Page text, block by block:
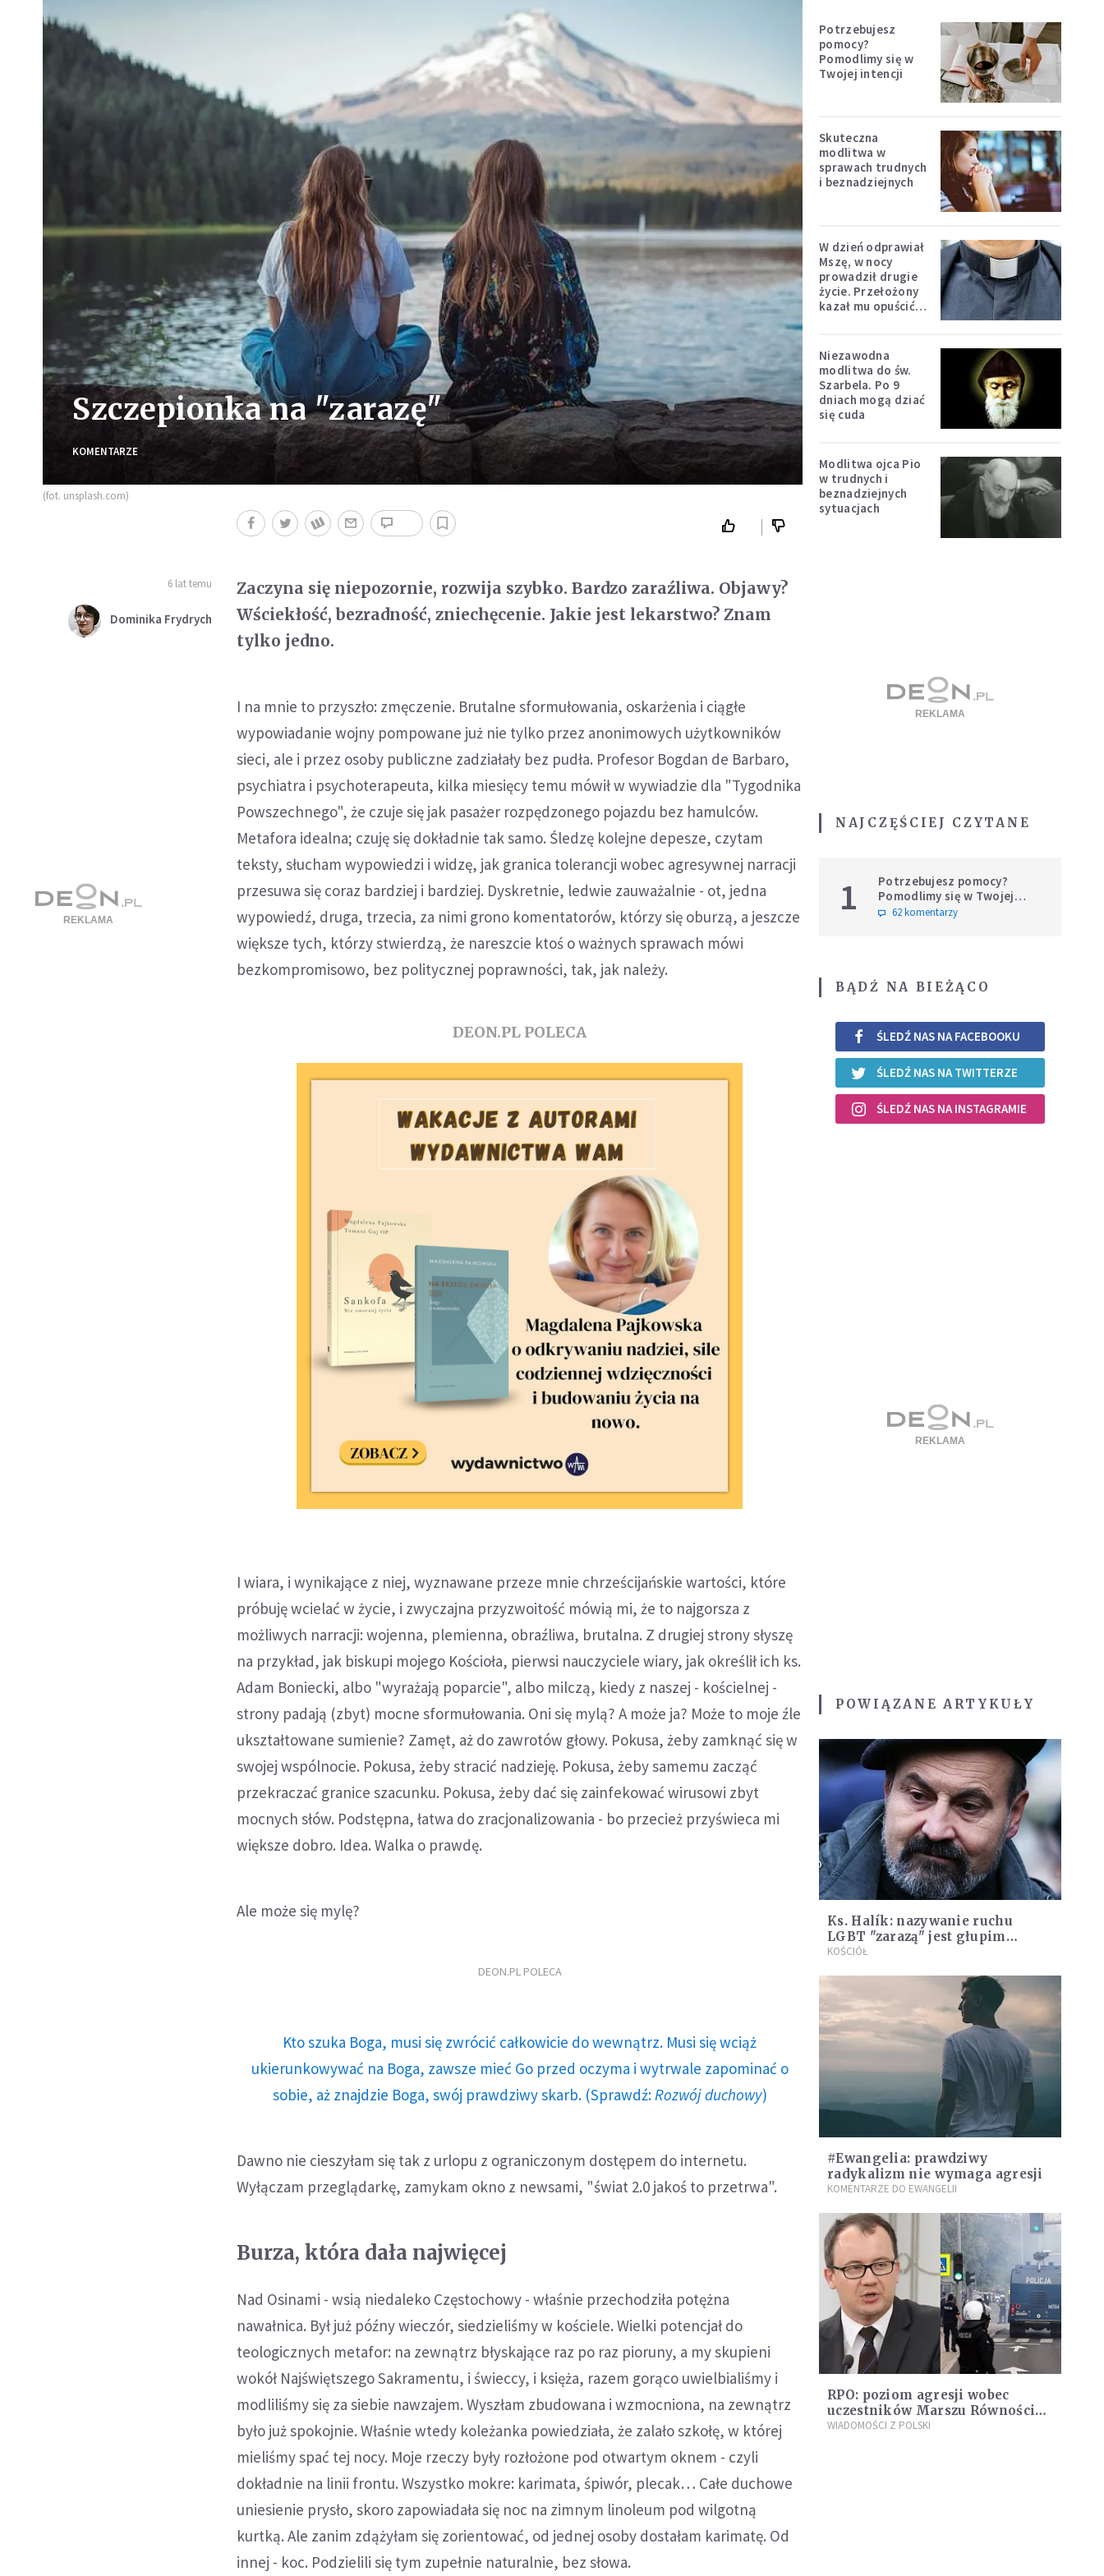
Szczepionka na "zarazę"
KOMENTARZE
(fot. unsplash.com)
6 lat temu
Dominika Frydrych
Zaczyna się niepozornie, rozwija szybko. Bardzo zaraźliwa. Objawy?
Wściekłość, bezradność, zniechęcenie. Jakie jest lekarstwo? Znam
tylko jedno.
I na mnie to przyszło: zmęczenie. Brutalne sformułowania, oskarżenia i ciągłe
wypowiadanie wojny pompowane już nie tylko przez anonimowych użytkowników
sieci, ale i przez osoby publiczne zadziałały bez pudła. Profesor Bogdan de Barbaro,
psychiatra i psychoterapeuta, kilka miesięcy temu mówił w wywiadzie dla "Tygodnika
Powszechnego", że czuje się jak pasażer rozpędzonego pojazdu bez hamulców.
Metafora idealna; czuję się dokładnie tak samo. Śledzę kolejne depesze, czytam
teksty, słucham wypowiedzi i widzę, jak granica tolerancji wobec agresywnej narracji
przesuwa się coraz bardziej i bardziej. Dyskretnie, ledwie zauważalnie - ot, jedna
wypowiedź, druga, trzecia, za nimi grono komentatorów, którzy się oburzą, a jeszcze
większe tych, którzy stwierdzą, że nareszcie ktoś o ważnych sprawach mówi
bezkompromisowo, bez politycznej poprawności, tak, jak należy.
DEON.PL POLECA
I wiara, i wynikające z niej, wyznawane przeze mnie chrześcijańskie wartości, które
próbuję wcielać w życie, i zwyczajna przyzwoitość mówią mi, że to najgorsza z
możliwych narracji: wojenna, plemienna, obraźliwa, brutalna. Z drugiej strony słyszę
na przykład, jak biskupi mojego Kościoła, pierwsi nauczyciele wiary, jak określił ich ks.
Adam Boniecki, albo "wyrażają poparcie", albo milczą, kiedy z naszej - kościelnej -
strony padają (zbyt) mocne sformułowania. Oni się mylą? A może ja? Może to moje źle
ukształtowane sumienie? Zamęt, aż do zawrotów głowy. Pokusa, żeby zamknąć się w
swojej wspólnocie. Pokusa, żeby stracić nadzieję. Pokusa, żeby samemu zacząć
przekraczać granice szacunku. Pokusa, żeby dać się zainfekować wirusowi zbyt
mocnych słów. Podstępna, łatwa do zracjonalizowania - bo przecież przyświeca mi
większe dobro. Idea. Walka o prawdę.
Ale może się mylę?
DEON.PL POLECA
Kto szuka Boga, musi się zwrócić całkowicie do wewnątrz. Musi się wciąż
ukierunkowywać na Boga, zawsze mieć Go przed oczyma i wytrwale zapominać o
sobie, aż znajdzie Boga, swój prawdziwy skarb. (Sprawdź: Rozwój duchowy)
Dawno nie cieszyłam się tak z urlopu z ograniczonym dostępem do internetu.
Wyłączam przeglądarkę, zamykam okno z newsami, "świat 2.0 jakoś to przetrwa".
Burza, która dała najwięcej
Nad Osinami - wsią niedaleko Częstochowy - właśnie przechodziła potężna
nawałnica. Był już późny wieczór, siedzieliśmy w kościele. Wielki potencjał do
teologicznych metafor: na zewnątrz błyskające raz po raz pioruny, a my skupieni
wokół Najświętszego Sakramentu, i świeccy, i księża, razem gorąco uwielbialiśmy i
modliliśmy się za siebie nawzajem. Wyszłam zbudowana i wzmocniona, na zewnątrz
było już spokojnie. Właśnie wtedy koleżanka powiedziała, że zalało szkołę, w której
mieliśmy spać tej nocy. Moje rzeczy były rozłożone pod otwartym oknem - czyli
dokładnie na linii frontu. Wszystko mokre: karimata, śpiwór, plecak… Całe duchowe
uniesienie prysło, skoro zapowiadała się noc na zimnym linoleum pod wilgotną
kurtką. Ale zanim zdążyłam się zorientować, od jednej osoby dostałam karimatę. Od
innej - koc. Podzielili się tym zupełnie naturalnie, bez słowa.
Potrzebujesz
pomocy?
Pomodlimy się w
Twojej intencji
Skuteczna
modlitwa w
sprawach trudnych
i beznadziejnych
W dzień odprawiał
Mszę, w nocy
prowadził drugie
życie. Przełożony
kazał mu opuścić
Niezawodna
modlitwa do św.
Szarbela. Po 9
dniach mogą dziać
się cuda
Modlitwa ojca Pio
w trudnych i
beznadziejnych
sytuacjach
NAJCZĘŚCIEJ CZYTANE
1
Potrzebujesz pomocy?
Pomodlimy się w Twojej
intencji
62 komentarzy
BĄDŹ NA BIEŻĄCO
ŚLEDŹ NAS NA FACEBOOKU
ŚLEDŹ NAS NA TWITTERZE
ŚLEDŹ NAS NA INSTAGRAMIE
POWIĄZANE ARTYKUŁY
Ks. Halík: nazywanie ruchu
LGBT "zarazą" jest głupim
objawem nieumiejętności
KOŚCIÓŁ
#Ewangelia: prawdziwy
radykalizm nie wymaga agresji
KOMENTARZE DO EWANGELII
RPO: poziom agresji wobec
uczestników Marszu Równości
budzi poważne zaniepokojenie
WIADOMOŚCI Z POLSKI